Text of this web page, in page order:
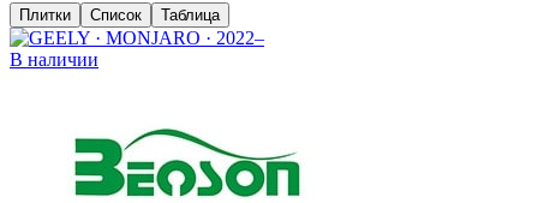
Плитки Список Таблица
В наличии